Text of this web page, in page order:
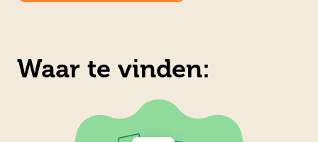
Waar te vinden: